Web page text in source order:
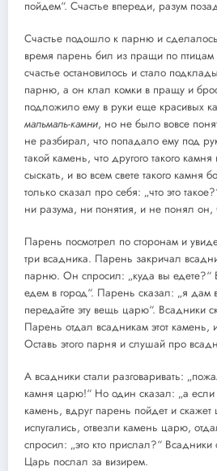
пойдем“. Счастье впереди, разум
Счастье подошло к парню и сделалось
время парень бил из пращи по птицам
счастье остановилось и стало
парню, а он клал комки в пращу и
подложило ему в руки еще красивых
мальмаль-камни, но не было вовсе
не разбирал, что попадало ему под
такой камень, что другого такого
сыскать, и во всем свете такого камня
только сказал про себя: „что это
ни разума, ни понятия, и не понял он,
Парень посмотрел по сторонам и
три всадника. Парень закричал
парню. Он спросил: „куда вы едете?“
едем в город“. Парень сказал: „я
передайте эту вещь царю“. Всадники
Парень отдал всадникам этот камень,
Оставь этого парня и слушай про
А всадники стали разговаривать:
камня царю!“ Но один сказал: „а
камень, вдруг парень пойдет и
испугались, отвезли камень царю,
спросил: „это кто прислал?“
Царь послал за визирем.